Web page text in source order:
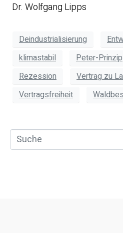
Dr. Wolfgang Lipps
Deindustrialisierung
klimastabil
Peter-Prinzip
Rezession
Vertrag zu
Vertragsfreiheit